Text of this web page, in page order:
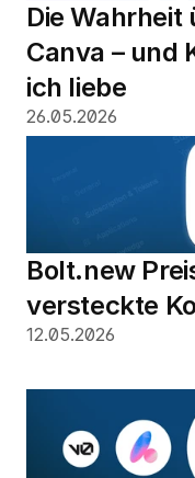
Die Wahrheit
Canva – und
ich liebe
26.05.2026
Bolt.new
versteckte
12.05.2026